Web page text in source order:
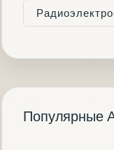
Популярные